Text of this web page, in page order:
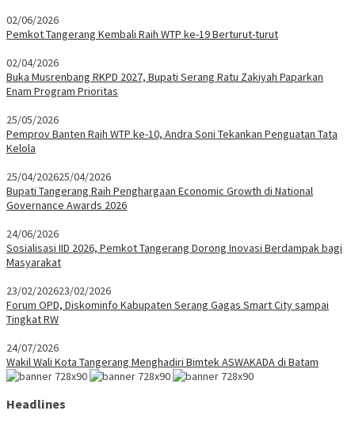
02/06/2026
Pemkot Tangerang Kembali Raih WTP ke-19 Berturut-turut
02/04/2026
Buka Musrenbang RKPD 2027, Bupati Serang Ratu Zakiyah Paparkan
Enam Program Prioritas
25/05/2026
Pemprov Banten Raih WTP ke-10, Andra Soni Tekankan Penguatan Tata
Kelola
25/04/202625/04/2026
Bupati Tangerang Raih Penghargaan Economic Growth di National
Governance Awards 2026
24/06/2026
Sosialisasi IID 2026, Pemkot Tangerang Dorong Inovasi Berdampak bagi
Masyarakat
23/02/202623/02/2026
Forum OPD, Diskominfo Kabupaten Serang Gagas Smart City sampai
Tingkat RW
24/07/2026
Wakil Wali Kota Tangerang Menghadiri Bimtek ASWAKADA di Batam
Headlines